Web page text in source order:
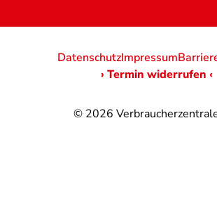
© 2026
DatenschutzImpressum
› Termin widerrufen ‹